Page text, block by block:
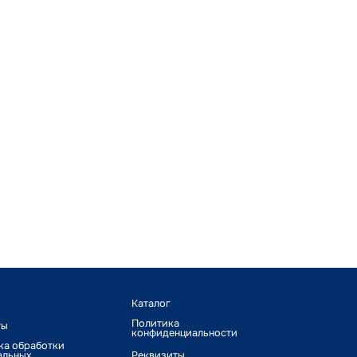
обработки
Каталог
Политика
конфиденциальности